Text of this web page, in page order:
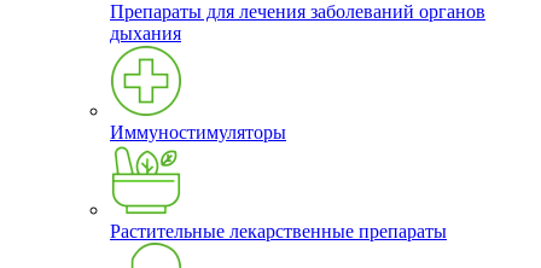
Препараты для лечения заболеваний органов
дыхания
Иммуностимуляторы
Растительные лекарственные препараты